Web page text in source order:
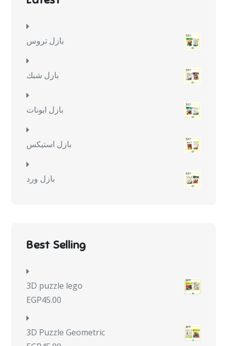
بازل تروس
بازل شبك
بازل ايونات
بازل استيكس
بازل ورد
Best Selling
3D puzzle lego
EGP45.00
3D Puzzle Geometric